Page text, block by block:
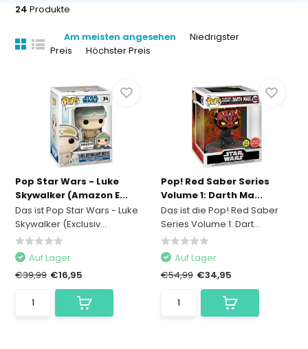
24 Produkte
Am meisten angesehen
Niedrigster
Preis
Höchster Preis
Pop Star Wars - Luke
Skywalker (Amazon E...
Das ist Pop Star Wars - Luke
Skywalker (Exclusiv...
Auf Lager
€39,99 €16,95
Pop! Red Saber Series
Volume 1: Darth Ma...
Das ist die Pop! Red Saber
Series Volume 1: Dart...
Auf Lager
€54,99 €34,95